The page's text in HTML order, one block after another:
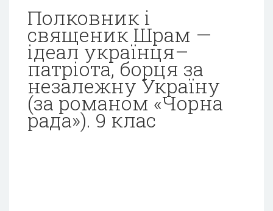
Полковник і
священик Шрам —
ідеал українця–
патріота, борця за
незалежну Україну
(за романом «Чорна
рада»). 9 клас